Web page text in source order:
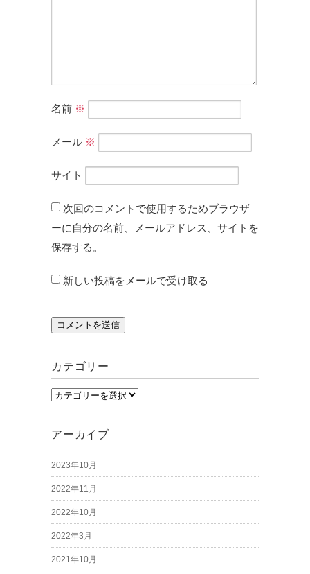
名前 ※
メール ※
サイト
次回のコメントで使用するためブラウザ
ーに自分の名前、メールアドレス、サイトを
保存する。
新しい投稿をメールで受け取る
カテゴリー
カ
ゴ
リ
ー
アーカイブ
2023年10月
2022年11月
2022年10月
2022年3月
2021年10月